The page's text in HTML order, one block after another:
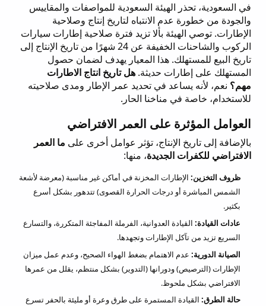
في السعودية، تحذر الهيئة السعودية للمواصفات والمقاييس
والجودة من خطورة عدم الانتباه لتاريخ إنتاج وصلاحية
الإطارات. توصي الهيئة بألا تزيد فترة صلاحية إطارات سيارات
الركوب والشاحنات الخفيفة عن 24 شهرًا من تاريخ الإنتاج إلى
تاريخ البيع للمستهلك. هذا المعيار يهدف لضمان حصول
المستهلك على إطارات حديثة.هل تاريخ انتاج الاطارات
مهم؟ نعم، لأنه يساعد في تحديد عمر الإطار ومدى صلاحيته
للاستخدام، خاصة في مناخنا الحار.
العوامل المؤثرة على العمر الافتراضي
بالإضافة إلى تاريخ الإنتاج، تؤثر عوامل أخرى على ما العمر
الافتراضي للكفرات الجديدة، منها:
ظروف التخزين: الإطارات المخزنة في أماكن غير مناسبة (معرضة لأشعة
الشمس المباشرة أو درجات الحرارة القصوى) تتدهور بشكل أسرع
بكثير.
عادات القيادة: القيادة العدوانية، الفرملة المفاجئة المتكررة، والتسارع
السريع تزيد من تآكل الإطارات وتجهدها.
الصيانة الدورية: عدم الاهتمام بضغط الهواء الصحيح، وعدم عمل ميزان
الإطارات (الترصيص) ودورانها (التدوير) بشكل منتظم، يقلل من عمرها
الافتراضي بشكل ملحوظ.
حالة الطرق: القيادة المستمرة على طرق وعرة أو مليئة بالحفر تسرع